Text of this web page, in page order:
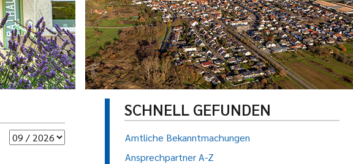
SCHNELL GEFUNDEN
Amtliche Bekanntmachungen
Ansprechpartner A-Z